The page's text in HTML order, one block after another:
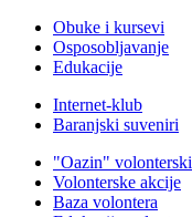
Obuke i kursevi
Osposobljavanje
Edukacije
Internet-klub
Baranjski suveniri
"Oazin"
Volonterske akcije
Baza volontera